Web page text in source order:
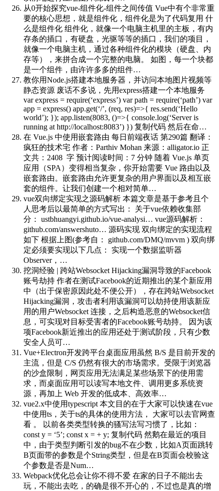
从0开始探究vue-组件化-组件之间传值 Vue中有个非常重
要的核心思想，就是组件化，组件化是为了代码复用 什
么是组件化 组件化，就像一个电脑主机里的主板，有内
存条的插口，有硬盘，光驱等等的插口，我们的项目，
就像一个电脑主机，通过各种组件化的模块（硬盘、内
存等），来拼合成一个完整的电脑。 如图，每一个块都
是一个组件，由许许多多的组件…
教你用Node.js搭建本地服务器，并访问本地图片视频等
静态资源 废话不多说，先用express搭建一个本地服务
var express = require(‘express’) var path = require(‘path’) var
app = express() app.get(‘/’, (req, res)=>{ res.send(‘Hello
world’); }); app.listen(8083, ()=>{ console.log(‘Server is
running at http://localhost:8083’) }) 复制代码 然后在命…
在 Vue.js 中使用嵌套路由 每日前端夜话 第290篇 翻译：
疯狂的技术宅 作者：Parthiv Mohan 来源：alligator.io 正
文共：2408 字 预计阅读时间：7 分钟 随着 Vue.js 单页
应用（SPA）变得相当复杂，你开始需要 Vue 路由以及
嵌套路由。嵌套路由允许更复杂的用户界面以及相互嵌
套的组件。让我们创建一个相对简单…
vue双向绑定实现之源码解析 本篇文章是基于参考且个
人思考后以最简单的方式写出： 关于vue依赖收集部
分： ustbhuangyi.github.io/vue-analysi… vue源码解析：
github.com/answershuto… 源码实现 双向绑定的实现流程
如下 根据上图(参考自： github.com/DMQ/mvvm ) 双向绑
定必须要实现以下几点： 实现一个数据监听器
Observer，…
挖洞经验 | 跨站Websocket Hijacking漏洞导致的Facebook
账号劫持 作者在测试Facebook的近期推出的某个新应用
中（出于保密原因此处不便公开），存在跨站Websocket
Hijacking漏洞，攻击者利用该漏洞可以劫持使用该新应
用的用户Websocket 连接，之后构造恶意的Websocket信
息，可实现对目标受害者的Facebook账号劫持。 因为该
项Facebook新近推出的应用还处于测试阶段，只有少数
安全人员可…
Vue+Electron开发跨平台桌面应用 虽然 B/S 是目前开发的
主流，但是 C/S 仍然有很大的市场需求。受限于浏览器
的沙盒限制，网页应用无法满足某些场景下的使用需
求，而桌面应用可以读写本地文件、调用更多系统资
源，再加上 Web 开发的低成本、高效率…
vue2.x中使用typescript 本文目的在于大家可以快速在vue
中使用ts，关于ts的具体的使用方法， 大家可以去官网查
看 。 以前各类类型转换的骚写法写习惯了，比如：
const y = ‘5’; const x = + y; 复制代码 然鹅在最近的项目
中，由于类型判断引发的bug不在少数，比如A页面跳转
B页面带的参数是个String类型，但是在B页面会校验这
个参数是否是Num…
Webpack优化总会让你不得不爱 在家的日子不能出去
玩，不能出去吃，的确是很不开心的，不过也是真的增